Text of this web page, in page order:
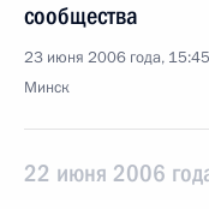
сообщества
23 июня 2006 года, 15:45
Минск
22 июня 2006